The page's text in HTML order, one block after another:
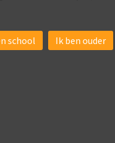
school Ik ben ouder